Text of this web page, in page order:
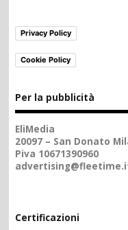
Privacy Policy
Cookie Policy
Per la pubblicità
EliMedia
20097 – San Donato
Piva 10671390960
Certificazioni